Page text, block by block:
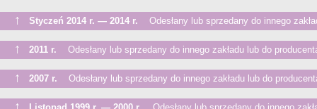
↑ Styczeń 2014 r. — 2014 r. Odesłany lub sprzedany do innego
↑ 2011 r. Odesłany lub sprzedany do innego zakładu lub do
↑ 2007 r. Odesłany lub sprzedany do innego zakładu lub do
↑